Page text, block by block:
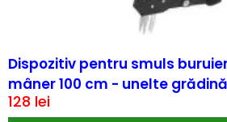
Dispozitiv pentru smuls
mâner 100 cm - unelte
128 lei